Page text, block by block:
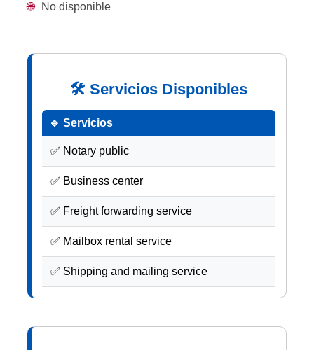
🌐
No disponible
🛠 Servicios Disponibles
🔹 Servicios
✅ Notary public
✅ Business center
✅ Freight forwarding service
✅ Mailbox rental service
✅ Shipping and mailing service